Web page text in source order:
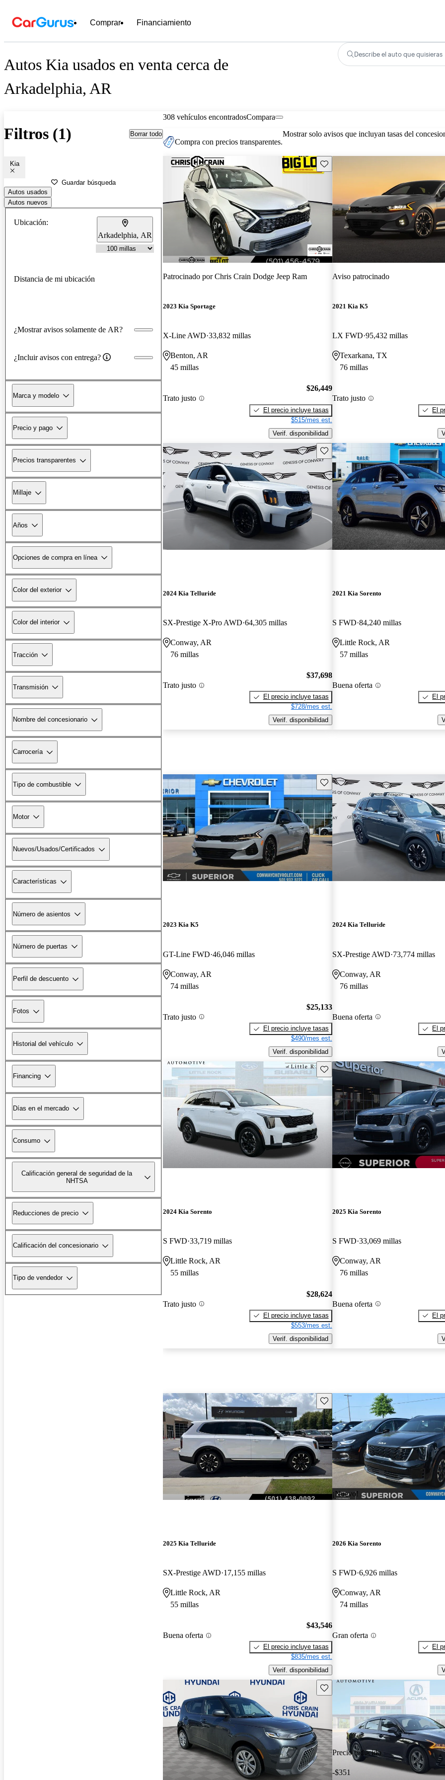
Comprar Financiamiento
Autos Kia usados en venta cerca de
Arkadelphia, AR
Describe el auto que quisieras
Filtros (1) Borrar todo
Kia
Guardar búsqueda
Autos usados
Autos nuevos
Ubicación:
Arkadelphia, AR
Distancia de mi ubicación
¿Mostrar avisos solamente de AR?
¿Incluir avisos con entrega?
Marca y modelo
Precio y pago
Precios transparentes
Millaje
Años
Opciones de compra en línea
Color del exterior
Color del interior
Tracción
Transmisión
Nombre del concesionario
Carrocería
Tipo de combustible
Motor
Nuevos/Usados/Certificados
Características
Número de asientos
Número de puertas
Perfil de descuento
Fotos
Historial del vehículo
Financing
Días en el mercado
Consumo
Calificación general de seguridad de la
NHTSA
Reducciones de precio
Calificación del concesionario
Tipo de vendedor
308 vehículos encontradosCompara
Compra con precios transparentes.
Mostrar solo avisos que incluyan tasas del
Guarda este Aviso
Patrocinado porChris Crain Dodge Jeep Ram
2023 Kia Sportage
X-Line AWD 33,832 millas
Benton, AR
45 millas
Trato justo
$26,449
El precio incluye tasas
$515/mes est.
Verif. disponibilidad
Aviso patrocinado
2021 Kia K5
LX FWD 95,432 millas
Texarkana, TX
76 millas
Trato justo
El
Guarda este Aviso
2024 Kia Telluride
SX-Prestige X-Pro AWD 64,305 millas
Conway, AR
76 millas
Trato justo
$37,698
El precio incluye tasas
$728/mes est.
Verif. disponibilidad
2021 Kia Sorento
S FWD 84,240 millas
Little Rock, AR
57 millas
Buena oferta
El
Guarda este Aviso
2023 Kia K5
GT-Line FWD 46,046 millas
Conway, AR
74 millas
Trato justo
$25,133
El precio incluye tasas
$490/mes est.
Verif. disponibilidad
2024 Kia Telluride
SX-Prestige AWD 73,774 millas
Conway, AR
76 millas
Buena oferta
El
Guarda este Aviso
2024 Kia Sorento
S FWD 33,719 millas
Little Rock, AR
55 millas
Trato justo
$28,624
El precio incluye tasas
$553/mes est.
Verif. disponibilidad
2025 Kia Sorento
S FWD 33,069 millas
Conway, AR
76 millas
Buena oferta
El
Guarda este Aviso
2025 Kia Telluride
SX-Prestige AWD 17,155 millas
Little Rock, AR
55 millas
Buena oferta
$43,546
El precio incluye tasas
$835/mes est.
Verif. disponibilidad
¡Nuevo!
2026 Kia Sorento
S FWD 6,926 millas
Conway, AR
74 millas
Gran oferta
El
Guarda este Aviso
Precio reducido
-$351